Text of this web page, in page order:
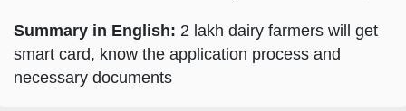
Summary in English: 2 lakh dairy farmers will get
smart card, know the application process and
necessary documents